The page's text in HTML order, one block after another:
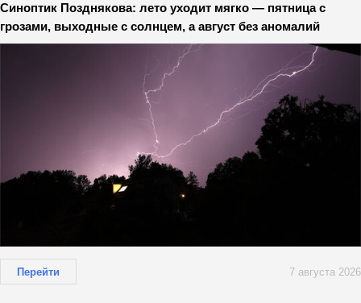
Синоптик Позднякова: лето уходит мягко — пятница с
грозами, выходные с солнцем, а август без аномалий
Перейти 7 августа 2026